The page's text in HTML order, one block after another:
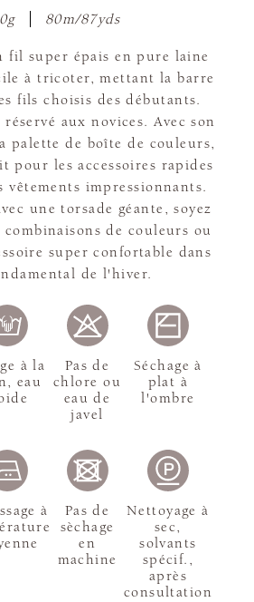
80m/87yds
fil super épais en pure laine
à tricoter, mettant la barre
fils choisis des débutants.
réservé aux novices. Avec son
palette de boîte de couleurs,
pour les accessoires rapides
vêtements impressionnants.
une torsade géante, soyez
combinaisons de couleurs ou
super confortable dans
de l'hiver.
à la
eau
Pas de
chlore ou
eau de
javel
Séchage à
plat à
l'ombre
à
Pas de
sèchage
en
machine
Nettoyage à
sec,
solvants
spécif.,
après
consultation